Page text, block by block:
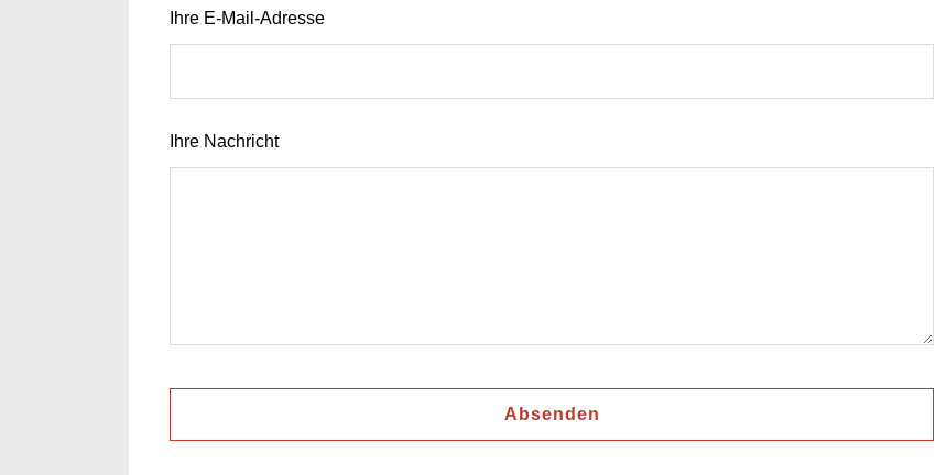
Ihre E-Mail-Adresse
Ihre Nachricht
Absenden